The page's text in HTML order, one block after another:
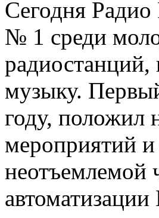
Cегодня Радио
№ 1 среди
музыку.
году, положил
мероприятий и
неотъемлемой